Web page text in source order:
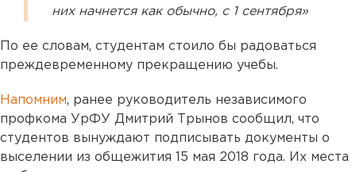
них начнется как обычно, с 1 сентября»
По ее словам, студентам стоило бы радоваться
преждевременному прекращению учебы.
Напомним, ранее руководитель независимого
профкома УрФУ Дмитрий Трынов сообщил, что
студентов вынуждают подписывать документы о
выселении из общежития 15 мая 2018 года. Их места